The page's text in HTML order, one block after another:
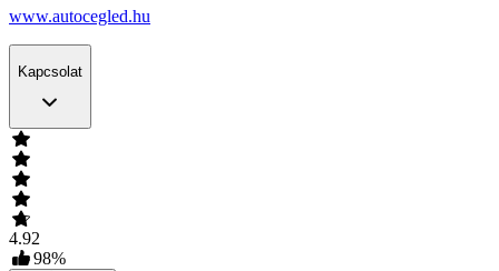
www.autocegled.hu
Kapcsolat
4.92
98%